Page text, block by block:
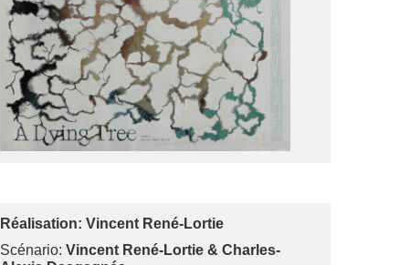
Réalisation: Vincent René-Lortie
Scénario:Vincent René-Lortie & Charles-